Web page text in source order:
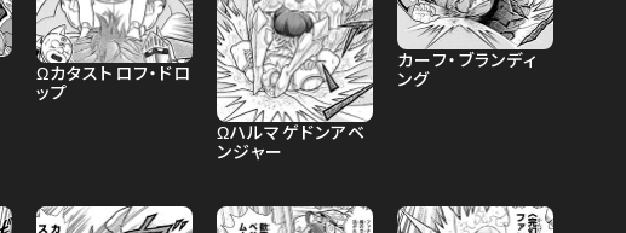
Ωカタストロフ・ドロ
ップ
Ωハルマゲドンアベ
ンジャー
カーフ・ブランディ
ング